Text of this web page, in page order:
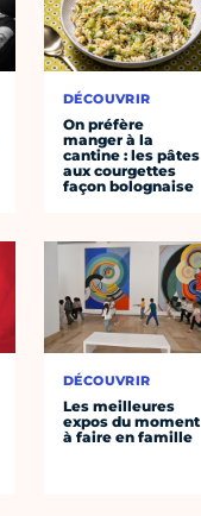
DÉCOUVRIR
On préfère
manger à la
cantine : les pâtes
aux courgettes
façon bolognaise
DÉCOUVRIR
Les meilleures
expos du moment
à faire en famille